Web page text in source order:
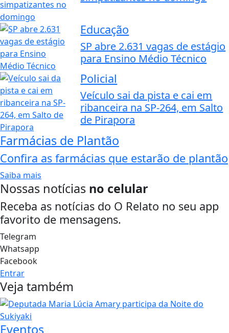
Educação
SP abre 2.631 vagas de estágio
para Ensino Médio Técnico
Policial
Veículo sai da pista e cai em
ribanceira na SP-264, em Salto
de Pirapora
Farmácias de Plantão
Confira as farmácias que estarão de plantão
Saiba mais
Nossas notícias no celular
Receba as notícias do O Relato no seu app
favorito de mensagens.
Telegram
Whatsapp
Facebook
Entrar
Veja também
Eventos